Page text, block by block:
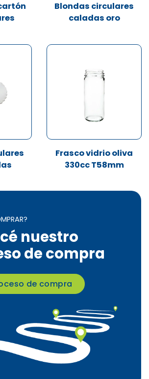
Blondas circulares
caladas oro
Frasco vidrio oliva
330cc T58mm
nuestro
de compra
de compra